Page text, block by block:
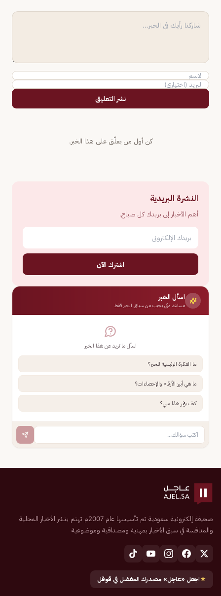
نشر التعليق
كن أول من يعلّق على هذا الخبر.
النشرة البريدية
أهم الأخبار إلى بريدك كل صباح.
اشترك الآن
اسأل الخبر
مساعد ذكي يجيب من سياق الخبر فقط
اسأل ما تريد عن هذا الخبر
ما الفكرة الرئيسية للخبر؟
ما هي أبرز الأرقام والإحصاءات؟
كيف يؤثر هذا علي؟
صحيفة إلكترونية سعودية تم تأسيسها عام 2007م تهتم بنشر الأخبار المحلية
والمنافسة في سبق الأخبار بمهنية ومصداقية وموضوعية
★اجعل «عاجل» مصدرك المفضل في قوقل